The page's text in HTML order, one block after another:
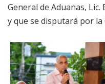
General de Aduanas, Lic.
y que se disputará por